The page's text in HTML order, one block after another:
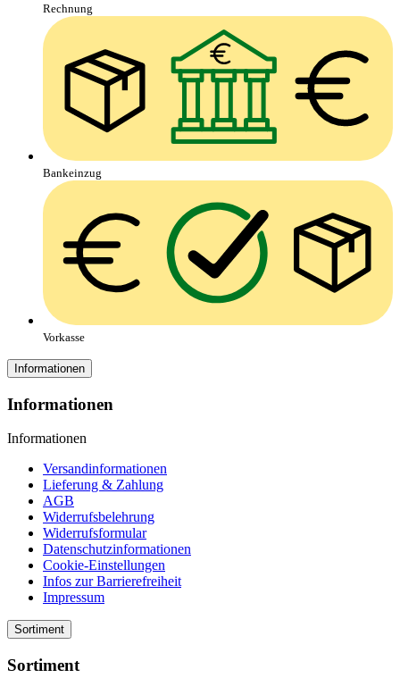
Rechnung
Bankeinzug
Vorkasse
Informationen
Informationen
Informationen
Versandinformationen
Lieferung & Zahlung
AGB
Widerrufsbelehrung
Widerrufsformular
Datenschutzinformationen
Cookie-Einstellungen
Infos zur Barrierefreiheit
Impressum
Sortiment
Sortiment